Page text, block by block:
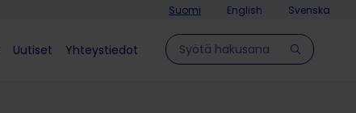
Suomi English Svenska
Uutiset
Yhteystiedot
Hae sivulla